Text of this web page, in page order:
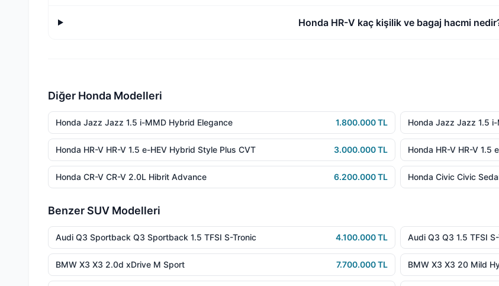
Honda HR-V kaç kişilik ve bagaj hacmi
Diğer Honda Modelleri
Honda Jazz Jazz 1.5 i-MMD Hybrid Elegance 1.800.000 TL Honda Jazz Jazz 1.5
Honda HR-V HR-V 1.5 e-HEV Hybrid Style Plus CVT 3.000.000 TL Honda HR-V HR-V 1.5
Honda CR-V CR-V 2.0L Hibrit Advance 6.200.000 TL Honda Civic Civic
Benzer SUV Modelleri
Audi Q3 Sportback Q3 Sportback 1.5 TFSI S-Tronic 4.100.000 TL Audi Q3 Q3 1.5 TFSI
BMW X3 X3 2.0d xDrive M Sport 7.700.000 TL BMW X3 X3 20 Mild